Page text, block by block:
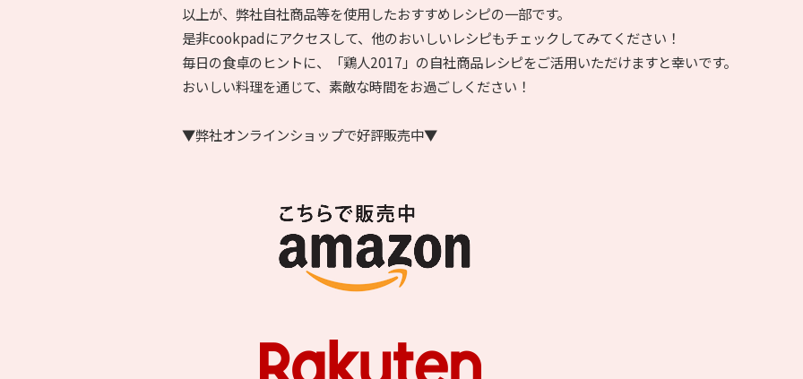
以上が、弊社自社商品等を使用したおすすめレシピの一部です。
是非cookpadにアクセスして、他のおいしいレシピもチェックしてみてください！
毎日の食卓のヒントに、「鶏人2017」の自社商品レシピをご活用いただけますと幸いです。
おいしい料理を通じて、素敵な時間をお過ごしください！
▼弊社オンラインショップで好評販売中▼